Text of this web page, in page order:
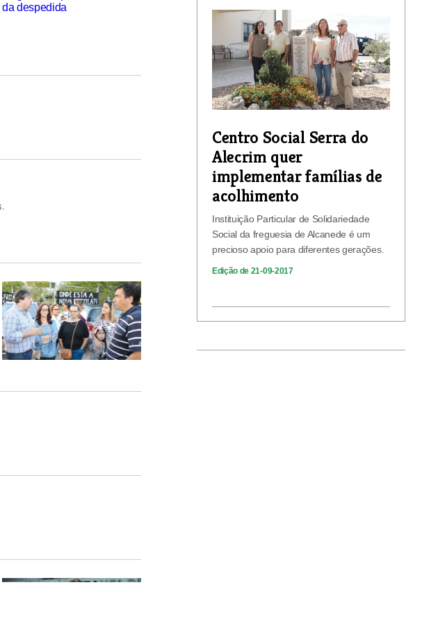
Centro Social Serra do
Alecrim quer
implementar famílias de
acolhimento
Instituição Particular de Solidariedade
Social da freguesia de Alcanede é um
precioso apoio para diferentes gerações.
Edição de 21-09-2017